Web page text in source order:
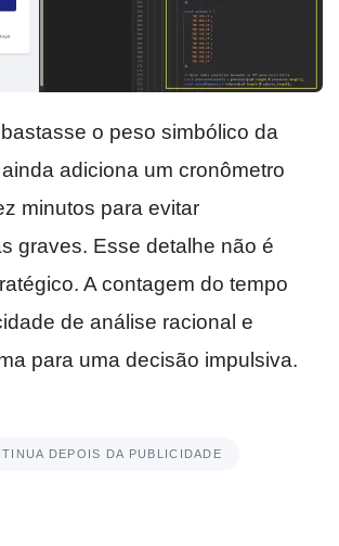
o peso simbólico da
adiciona um cronômetro
minutos para evitar
graves. Esse detalhe não é
A contagem do tempo
de análise racional e
para uma decisão impulsiva.
DEPOIS DA PUBLICIDADE